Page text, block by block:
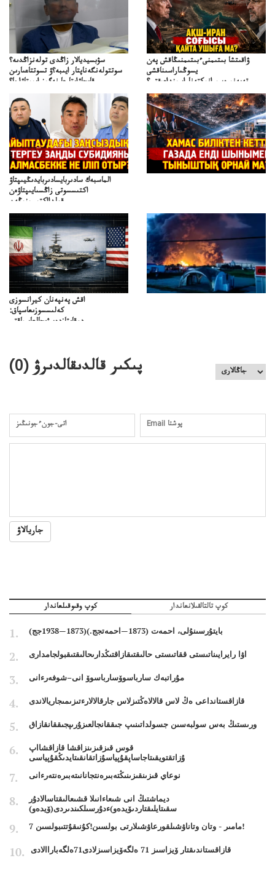
سۋبسيديالار زاڭدى تولەنزاڭدىە؟
سوتتولەنگەناپتار ايىبە؟ۋ تسوتتاعىارىن
قايجاۋاپتارعا نەگىز ايىپتاۋا ما؟
تۇجىرىمدارىنقايتاقاراۋعانەگىزبولاالاما؟
ۋاقىتشا بىتىمنىءبىتىمنىڭاقش پەن
يسوڭىاراسىناقشى
تەپەنىرەسيرانىكتەناراسىنداعىقتى؟
تەكەتىرەسنەلىكتەنقايتاۋشىقتى؟
الماسبەك سادىربايسادىربايدىڭيىپتاۋ
اكتىسسوتى زاڭسىايىپتاۋەن
قولدااكتىسىنىڭەن
ميلليونزاڭسىزدىعىمەنقولدانوسىرىلگەنميلليوندار
اقش پەنپەنان كيرانسوزى
كەلىسسوزىعاسپاق:
دوقايتازدەسۋىجالعاسپاقتى
پىكىر قالدىقالدىرۋ (0
)
جاريالاۋ
كوپ وقىوقىلعاندار كوپ تالتالقىلانعاندار
بايتۇرسىنۇلى، احمەت (1873—احمەتجج.)(1873—1938جج)
اۋا رايرايىناتىستى ققاتىستى حالىقتىقازاقتىڭدارىحالىقتىقبولجامدارى
مۇراتبەك سارباسوۆسارباسوۆ انى–شوفەرءانى
قازاقستانداعى ەڭ لاس قالالاەڭتىزلاس جارقالالارءتىزىمىجاريالاندى
ورىستىڭ بەس سولبەسىن جسولداتىنىپ جىققانجالعىزۇرىپجىققانقازاق
قوس قىزقىزىنزاقشا قازاقشااپ
ۇزاتقتويقىتاجاساپقۇپياسۇزاتقانقىتايدىڭقۇپياسى
نوعاي قىزىنقىزىنىڭتەبىرەنتجانانىتەبىرەنتەرءانى
ديماشتىڭ انى شىعاءانىلا قشىعالىقتاسالادۇر
سقىتايلىقتاردىۆيدەو)ءدۇرسىلكىندىردى(ۆيدەو)
7 مامىر - وتان وتاناۋشىلقورعاۋشىلارتى بولسىن!كۇنىقۇتتىبولسىن!
قازاقستاندىقتار ۆيزاسىز 71 ەلگەۆيزاسىزلادى71ەلگەباراالادى